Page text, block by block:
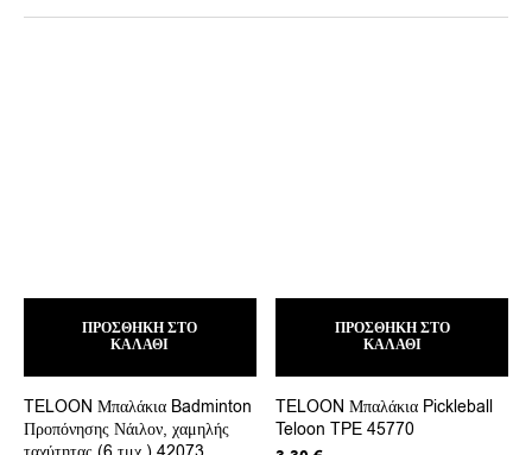
ΠΡΟΣΘΉΚΗ ΣΤΟ
ΚΑΛΆΘΙ
TELOON Μπαλάκια Badminton
Προπόνησης Νάιλον, χαμηλής
ΠΡΟΣΘΉΚΗ ΣΤΟ
ΚΑΛΆΘΙ
TELOON Μπαλάκια Pickleball
Teloon TPE 45770